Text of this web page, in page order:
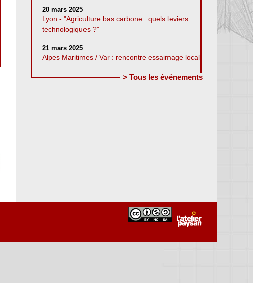
20 mars 2025
Lyon - "Agriculture bas carbone : quels leviers
technologiques ?"
21 mars 2025
Alpes Maritimes / Var : rencontre essaimage local
> Tous les événements